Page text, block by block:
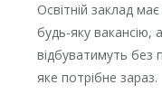
Освітній заклад
будь-яку
відбуватимуть
яке потрібне зараз.